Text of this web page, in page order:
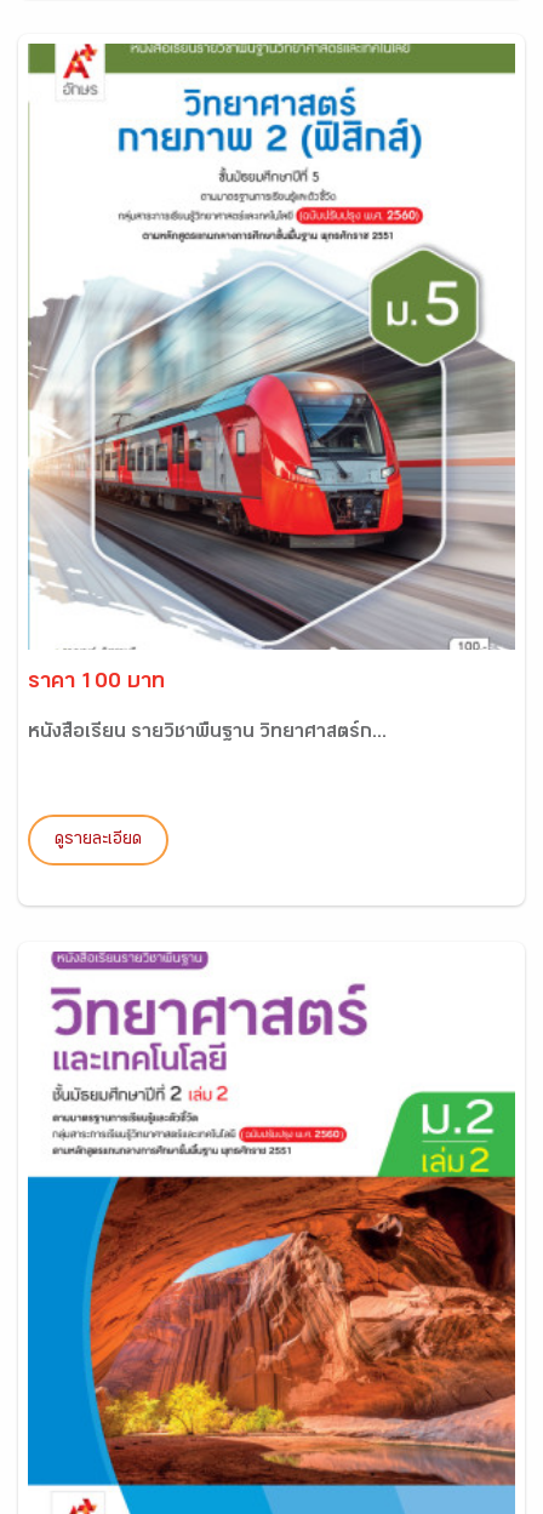
ราคา 100 บาท
หนังสือเรียน รายวิชาพื้นฐาน วิทยาศาสตร์ก...
ดูรายละเอียด